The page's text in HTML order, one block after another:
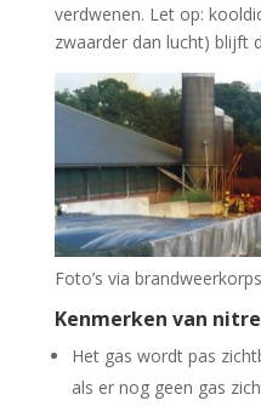
verdwenen. Let op:
zwaarder dan lucht) blijft
Foto’s via
Kenmerken van
Het gas wordt pas
als er nog geen gas